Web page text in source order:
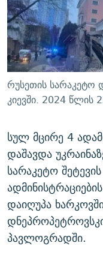
ᲛᲝᲚᲐᲞᲐᲠᲐᲙᲔ
ᲨᲘᲜ - ᲣᲪᲮᲝᲔᲗᲨᲘ
ᲚᲘᲢᲔᲠᲐᲢᲣᲠᲣᲚᲘ
ᲐᲛᲔᲠᲘᲙᲣᲚᲘ
ᲘᲛᲞᲔᲠᲘᲐ ᲓᲐ ᲠᲐᲓᲘᲝ
ᲩᲔᲛᲘ ᲡᲘᲙᲕᲓᲘᲚᲘᲡ
11 ᲬᲔᲚᲘ - 11 ᲐᲛᲑᲐᲕᲘ
ᲡᲐᲞᲐᲠᲚᲐᲛᲔᲜᲢᲝ
ᲑᲐᲕᲨᲕᲔᲑᲘ
5 ᲐᲛᲑᲐᲕᲘ - 20 ᲘᲕᲜᲘᲡᲡ
ПРИВЕТ ᲙᲣᲚᲢᲣᲠᲐ
ᲒᲐᲛᲝᲘᲬᲔᲠᲔ
რთე/რთ-ის
რუსეთის სარაკეტო
კიევში. 2024 წლის
სულ მცირე 4
დაშავდა
სარაკეტო
დაიღუპა
პავლოგრადში.